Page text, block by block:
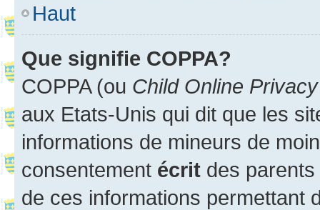
Haut
Que signifie COPPA?
COPPA (ou Child Online
aux Etats-Unis qui dit que les
informations de mineurs de
consentement écrit des parents
de ces informations permettant